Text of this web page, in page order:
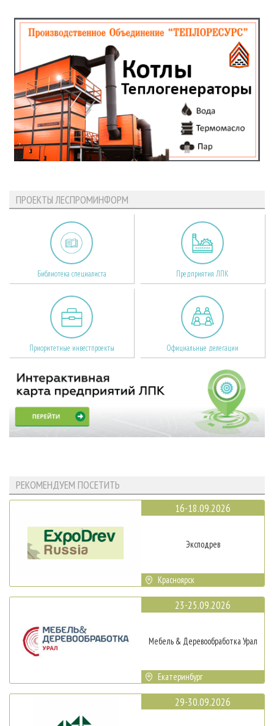
ПРОЕКТЫ ЛЕСПРОМИНФОРМ
Библиотека специалиста Предприятия ЛПК
Приоритетные инвестпроекты Официальные делегации
РЕКОМЕНДУЕМ ПОСЕТИТЬ
16-18.09.2026
Эксподрев
Красноярск
23-25.09.2026
Мебель & Деревообработка Урал
Екатеринбург
29-30.09.2026